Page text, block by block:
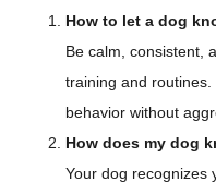
How to let a dog
Be calm, consistent,
training and
behavior without
How does my dog
Your dog recognizes